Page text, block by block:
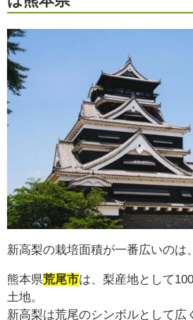
新高梨の栽培面積が一番広いのは、
熊本県荒尾市は、梨産地として
土地。
新高梨は荒尾のシンボルとして広